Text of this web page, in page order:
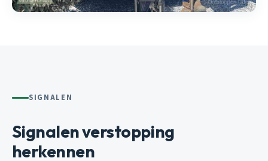
SIGNALEN
Signalen verstopping
herkennen